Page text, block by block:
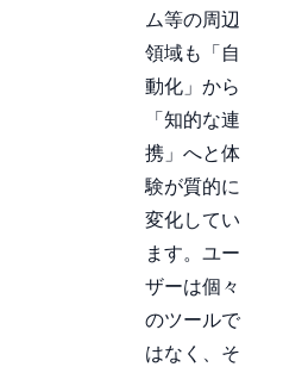
ム等の周辺
領域も「自
動化」から
「知的な連
携」へと体
験が質的に
変化してい
ます。ユー
ザーは個々
のツールで
はなく、そ